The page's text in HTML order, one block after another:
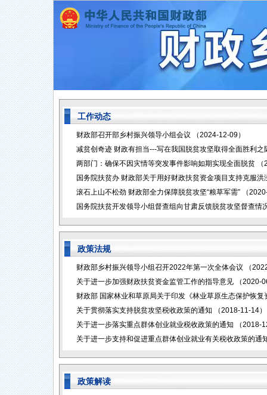
工作动态
财政部召开部乡村振兴领导小组会议 （2024-12-09）
减贫创奇迹 财政有担当---写在我国脱贫攻坚取得全面胜利之
两部门：确保不因灾情等突发事件影响如期实现全面脱贫
国务院扶贫办 财政部关于用好财政扶贫资金项目支持克服
滚石上山不松劲 财政部全力保障脱贫攻坚“粮草军需” （
国务院扶贫开发领导小组督查组向甘肃反馈脱贫攻坚督查情
政策法规
财政部乡村振兴领导小组召开2022年第一次全体会议 （
关于进一步加强财政扶贫资金监管工作的指导意见 （2020-
财政部 国家林业和草原局关于印发《林业草原生态保护恢
关于贯彻落实支持脱贫攻坚税收政策的通知 （2018-11-14）
关于进一步落实重点群体创业就业税收政策的通知 （2018-
关于进一步支持和促进重点群体创业就业有关税收政策的通
政策解读